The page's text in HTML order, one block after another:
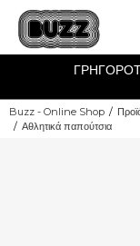
Buzz - Online Shop
Αθλητικά παπούτσια